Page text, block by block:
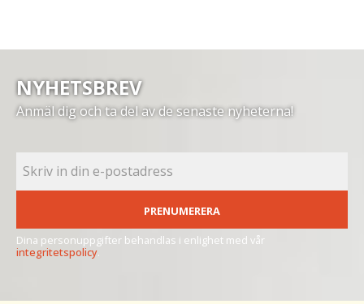
NYHETSBREV
Anmäl dig och ta del av de senaste nyheterna!
PRENUMERERA
Dina personuppgifter behandlas i enlighet med vår
integritetspolicy.